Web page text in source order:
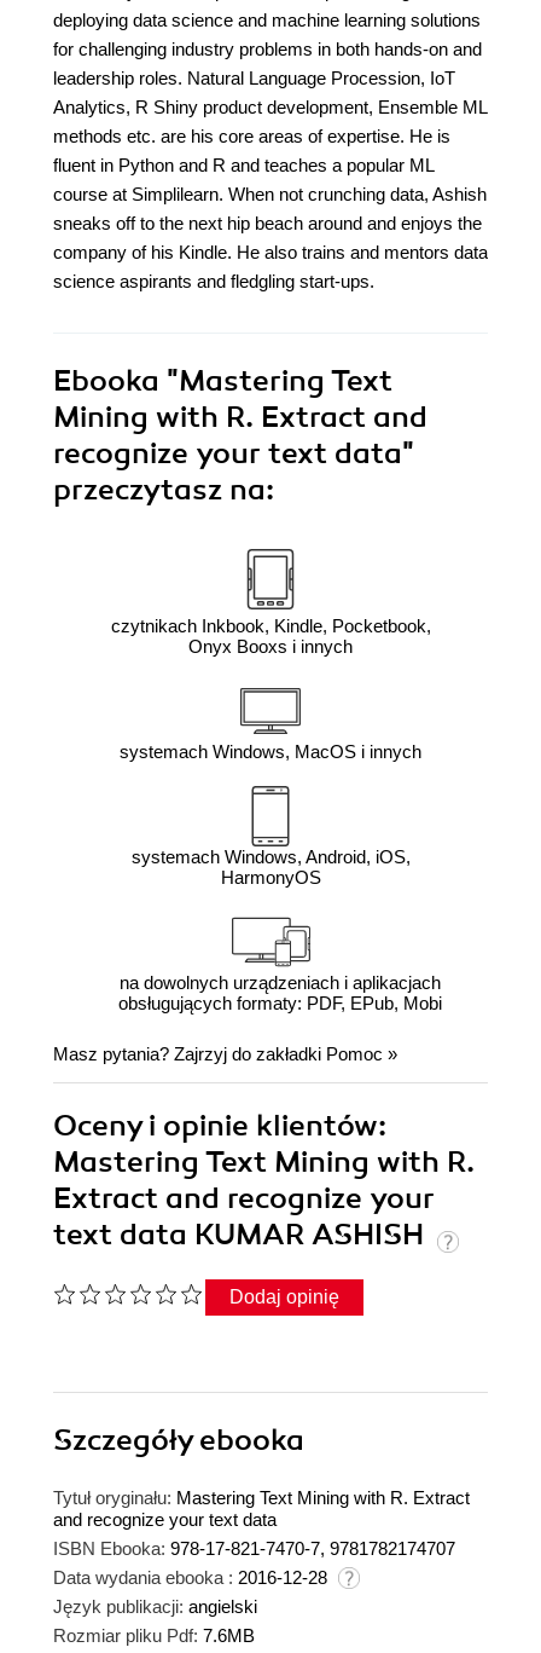
deploying data science and machine learning solutions
for challenging industry problems in both hands-on and
leadership roles. Natural Language Procession, IoT
Analytics, R Shiny product development, Ensemble ML
methods etc. are his core areas of expertise. He is
fluent in Python and R and teaches a popular ML
course at Simplilearn. When not crunching data, Ashish
sneaks off to the next hip beach around and enjoys the
company of his Kindle. He also trains and mentors data
science aspirants and fledgling start-ups.
Ebooka "Mastering Text
Mining with R. Extract and
recognize your text data"
przeczytasz na:
czytnikach Inkbook, Kindle, Pocketbook,
Onyx Booxs i innych
systemach Windows, MacOS i innych
systemach Windows, Android, iOS,
HarmonyOS
na dowolnych urządzeniach i aplikacjach
obsługujących formaty: PDF, EPub, Mobi
Masz pytania? Zajrzyj do zakładki Pomoc »
Oceny i opinie klientów:
Mastering Text Mining with R.
Extract and recognize your
text data KUMAR ASHISH
Dodaj opinię
Szczegółyebooka
Tytuł oryginału: Mastering Text Mining with R. Extract
and recognize your text data
ISBN Ebooka: 978-17-821-7470-7, 9781782174707
Data wydania ebooka : 2016-12-28
Język publikacji: angielski
Rozmiar pliku Pdf: 7.6MB